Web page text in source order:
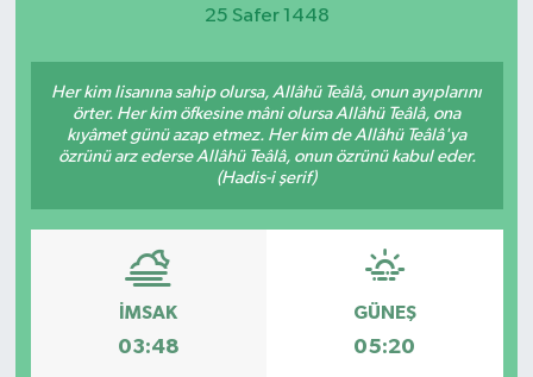
25 Safer 1448
Her kim lisanına sahip olursa, Allâhü Teâlâ, onun ayıplarını
örter. Her kim öfkesine mâni olursa Allâhü Teâlâ, ona
kıyâmet günü azap etmez. Her kim de Allâhü Teâlâ'ya
özrünü arz ederse Allâhü Teâlâ, onun özrünü kabul eder.
(Hadis-i şerif)
İMSAK
03:48
GÜNEŞ
05:20
Etkinlikler